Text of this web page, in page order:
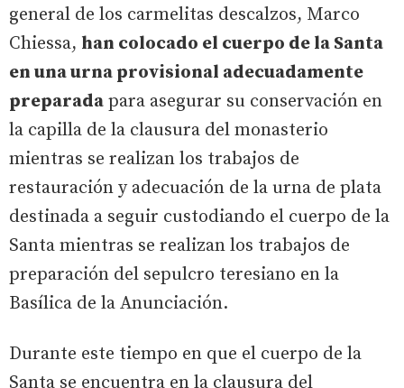
general de los carmelitas descalzos, Marco
Chiessa, han colocado el cuerpo de la Santa
en una urna provisional adecuadamente
preparada para asegurar su conservación en
la capilla de la clausura del monasterio
mientras se realizan los trabajos de
restauración y adecuación de la urna de plata
destinada a seguir custodiando el cuerpo de la
Santa mientras se realizan los trabajos de
preparación del sepulcro teresiano en la
Basílica de la Anunciación.
Durante este tiempo en que el cuerpo de la
Santa se encuentra en la clausura del